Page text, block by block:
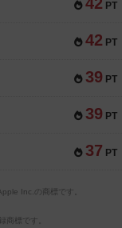
PT
42 PT
39 PT
39 PT
37 PT
Inc.の商標です。
商標です。